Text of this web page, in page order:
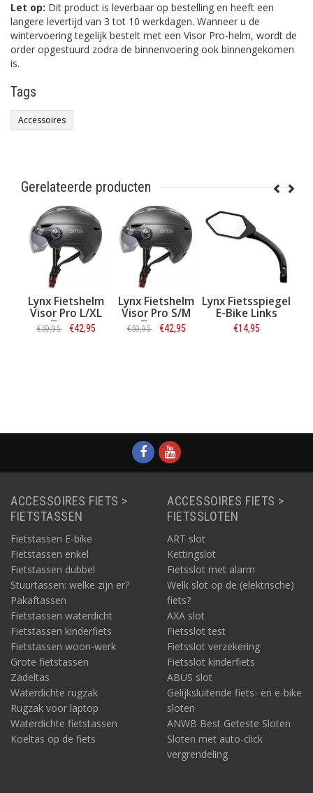
Let op: Dit product is leverbaar op bestelling en heeft een
langere levertijd van 3 tot 10 werkdagen. Wanneer u de
wintervoering tegelijk bestelt met een Visor Pro-helm, wordt de
order opgestuurd zodra de binnenvoering ook binnengekomen
is.
Tags
Accessoires
Gerelateerde producten
L/XL
Lynx Fietshelm
Visor Pro S/M
Zwart
€59,95 €42,95
Lynx Fietsspiegel
E-Bike Links
€14,95
Lynx Universele
Telefoonhouder
Zwart
€24,95
ACCESSOIRES FIETS >
FIETSTASSEN
Fietstassen E-bike
Fietstassen enkel
Fietstassen dubbel
Stuurtassen: welke zijn er?
Pakaftassen
Fietstassen waterdicht
Fietstassen kinderfiets
Fietstassen woon-werk
Grote fietstassen
Zadeltas
Waterdichte rugzak
Rugzak voor laptop
Waterdichte fietstassen
Koeltas op de fiets
ACCESSOIRES FIETS >
FIETSSLOTEN
ART slot
Kettingslot
Fietsslot met alarm
Welk slot op de (elektrische)
fiets?
AXA slot
Fietsslot test
Fietsslot verzekering
Fietsslot kinderfiets
ABUS slot
Gelijksluitende fiets- en e-bike
sloten
ANWB Best Geteste Sloten
Sloten met auto-click
vergrendeling